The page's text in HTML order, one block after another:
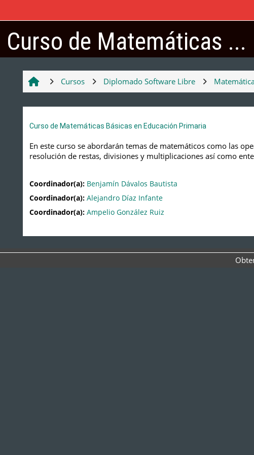
Curso de Matemáticas ...
Cursos Diplomado Software Libre
Curso de Matemáticas Básicas en Educación Primaria
En este curso se abordarán temas de matemáticos como las
resolución de restas, divisiones y multiplicaciones así como
Coordinador(a): Benjamín Dávalos Bautista
Coordinador(a):Alejandro Díaz Infante
Coordinador(a):Ampelio González Ruiz